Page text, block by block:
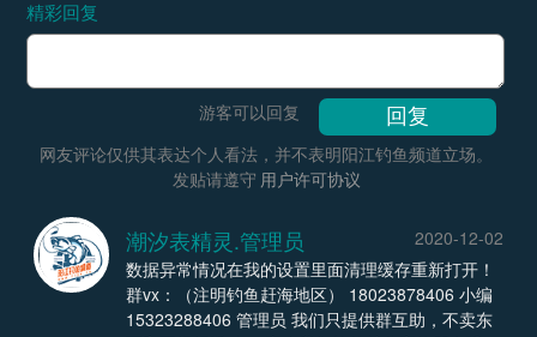
精彩回复
游客可以回复
网友评论仅供其表达个人看法，并不表明阳江钓鱼频道立场。
发贴请遵守 用户许可协议
潮汐表精灵.管理员
2020-12-02
数据异常情况在我的设置里面清理缓存重新打开！
群vx：（注明钓鱼赶海地区） 18023878406 小编
15323288406 管理员 我们只提供群互助，不卖东